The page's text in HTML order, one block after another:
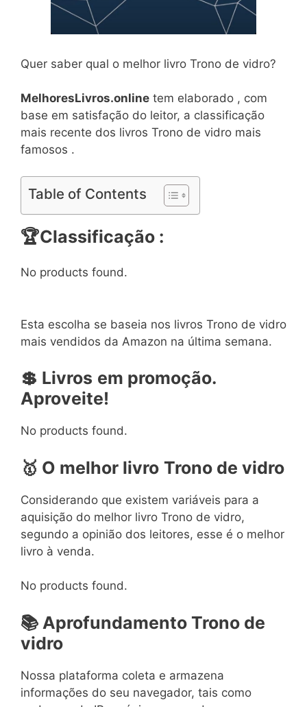
Quer saber qual o melhor livro Trono de vidro?
MelhoresLivros.online tem elaborado , com
base em satisfação do leitor, a classificação
mais recente dos livros Trono de vidro mais
famosos .
Table of Contents
🏆Classificação :
No products found.
Esta escolha se baseia nos livros Trono de vidro
mais vendidos da Amazon na última semana.
💲 Livros em promoção.
Aproveite!
No products found.
🥇 O melhor livro Trono de vidro
Considerando que existem variáveis para a
aquisição do melhor livro Trono de vidro,
segundo a opinião dos leitores, esse é o melhor
livro à venda.
No products found.
📚 Aprofundamento Trono de
vidro
Nossa plataforma coleta e armazena
informações do seu navegador, tais como